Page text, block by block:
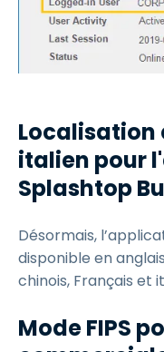
Localisation
italien pour
Splashtop
Désormais,
disponible en
chinois, Français et
Mode FIPS